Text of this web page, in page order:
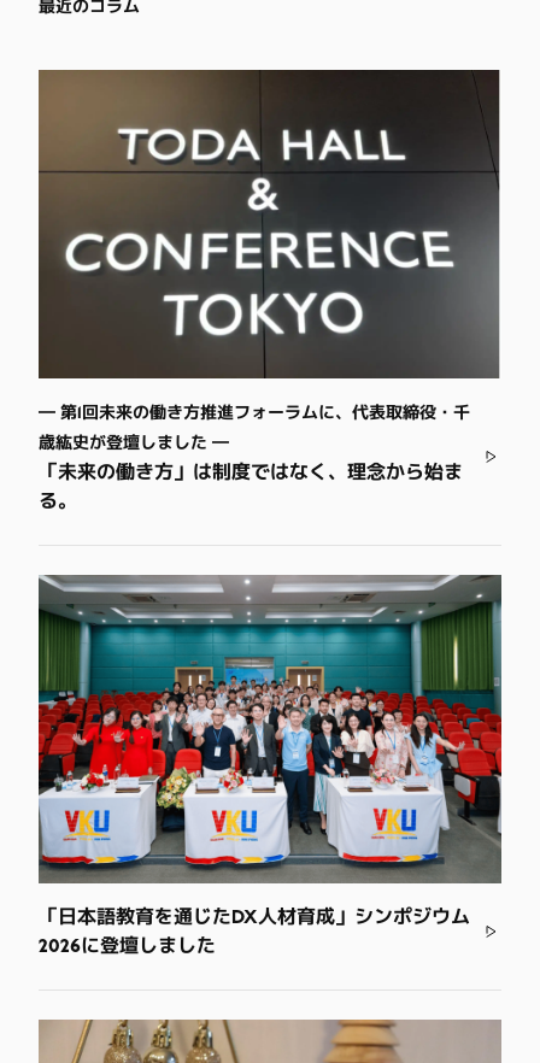
最近のコラム
― 第1回未来の働き方推進フォーラムに、代表取締役・千
歳紘史が登壇しました ―
「未来の働き方」は制度ではなく、理念から始ま
る。
「日本語教育を通じたDX人材育成」シンポジウム
2026に登壇しました